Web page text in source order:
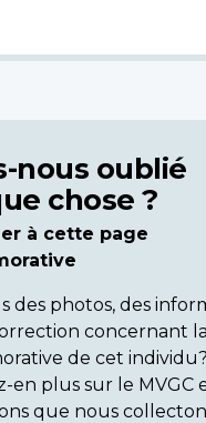
nous oublié
chose ?
à cette page
des photos, des
concernant
de cet individu?
en plus sur le MVGC
que nous